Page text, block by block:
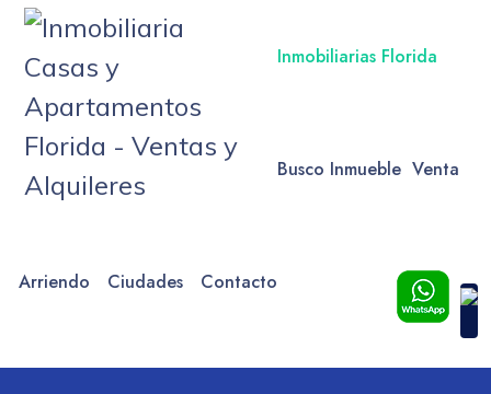
Inmobiliarias Florida
Busco Inmueble Venta
Arriendo Ciudades Contacto